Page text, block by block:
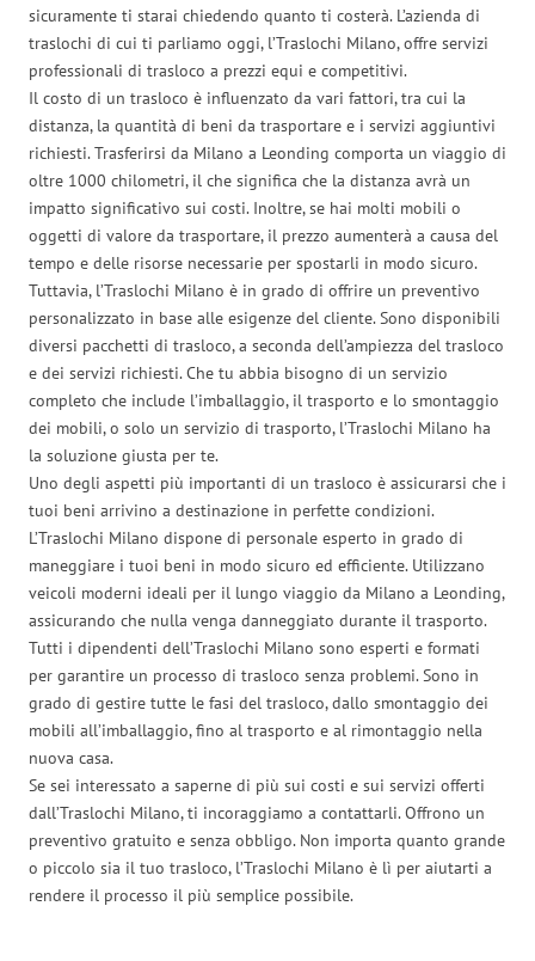
sicuramente ti starai chiedendo quanto ti costerà. L’azienda di
traslochi di cui ti parliamo oggi, l’Traslochi Milano, offre servizi
professionali di trasloco a prezzi equi e competitivi.
Il costo di un trasloco è influenzato da vari fattori, tra cui la
distanza, la quantità di beni da trasportare e i servizi aggiuntivi
richiesti. Trasferirsi da Milano a Leonding comporta un viaggio di
oltre 1000 chilometri, il che significa che la distanza avrà un
impatto significativo sui costi. Inoltre, se hai molti mobili o
oggetti di valore da trasportare, il prezzo aumenterà a causa del
tempo e delle risorse necessarie per spostarli in modo sicuro.
Tuttavia, l’Traslochi Milano è in grado di offrire un preventivo
personalizzato in base alle esigenze del cliente. Sono disponibili
diversi pacchetti di trasloco, a seconda dell’ampiezza del trasloco
e dei servizi richiesti. Che tu abbia bisogno di un servizio
completo che include l’imballaggio, il trasporto e lo smontaggio
dei mobili, o solo un servizio di trasporto, l’Traslochi Milano ha
la soluzione giusta per te.
Uno degli aspetti più importanti di un trasloco è assicurarsi che i
tuoi beni arrivino a destinazione in perfette condizioni.
L’Traslochi Milano dispone di personale esperto in grado di
maneggiare i tuoi beni in modo sicuro ed efficiente. Utilizzano
veicoli moderni ideali per il lungo viaggio da Milano a Leonding,
assicurando che nulla venga danneggiato durante il trasporto.
Tutti i dipendenti dell’Traslochi Milano sono esperti e formati
per garantire un processo di trasloco senza problemi. Sono in
grado di gestire tutte le fasi del trasloco, dallo smontaggio dei
mobili all’imballaggio, fino al trasporto e al rimontaggio nella
nuova casa.
Se sei interessato a saperne di più sui costi e sui servizi offerti
dall’Traslochi Milano, ti incoraggiamo a contattarli. Offrono un
preventivo gratuito e senza obbligo. Non importa quanto grande
o piccolo sia il tuo trasloco, l’Traslochi Milano è lì per aiutarti a
rendere il processo il più semplice possibile.